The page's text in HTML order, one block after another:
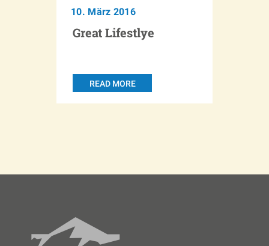
10. März 2016
Great Lifestlye
READ MORE